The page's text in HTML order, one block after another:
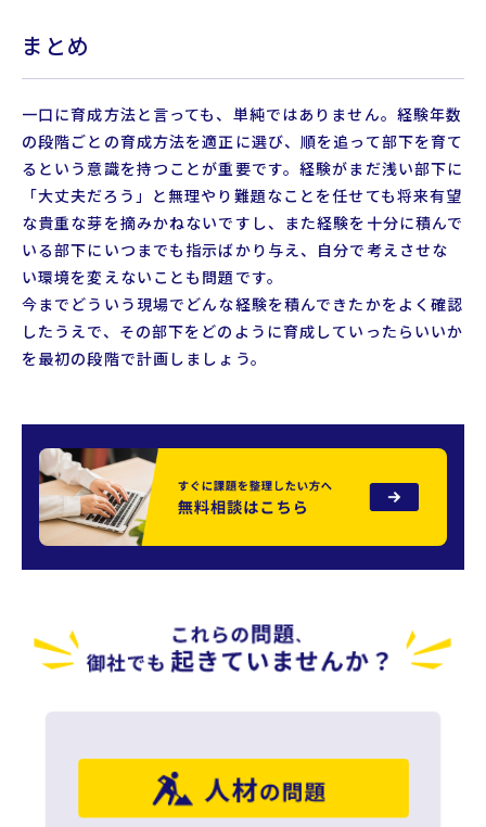
まとめ
一口に育成方法と言っても、単純ではありません。経験年数
の段階ごとの育成方法を適正に選び、順を追って部下を育て
るという意識を持つことが重要です。経験がまだ浅い部下に
「大丈夫だろう」と無理やり難題なことを任せても将来有望
な貴重な芽を摘みかねないですし、また経験を十分に積んで
いる部下にいつまでも指示ばかり与え、自分で考えさせな
い環境を変えないことも問題です。
今までどういう現場でどんな経験を積んできたかをよく確認
したうえで、その部下をどのように育成していったらいいか
を最初の段階で計画しましょう。